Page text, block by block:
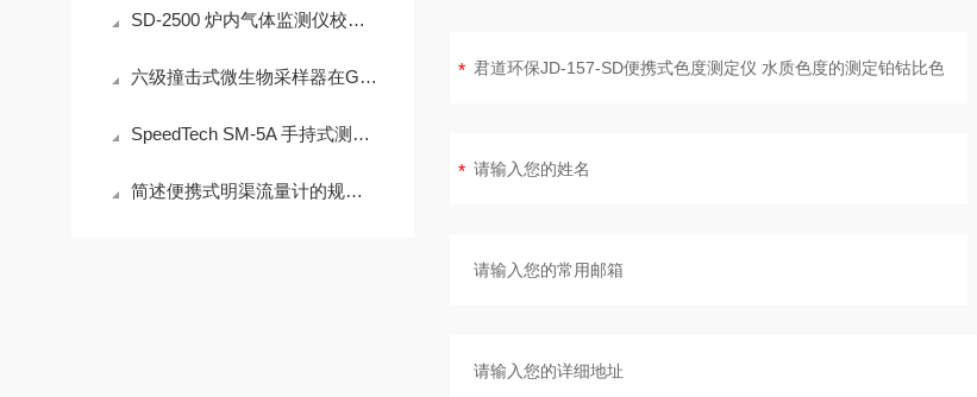
SD-2500 炉内气体监测仪校准方法详解
六级撞击式微生物采样器在GB/T 18204.3中的技术适配性分析
SpeedTech SM-5A 手持式测深仪操作误差来源与现场应用技术规范
简述便携式明渠流量计的规范操作流程